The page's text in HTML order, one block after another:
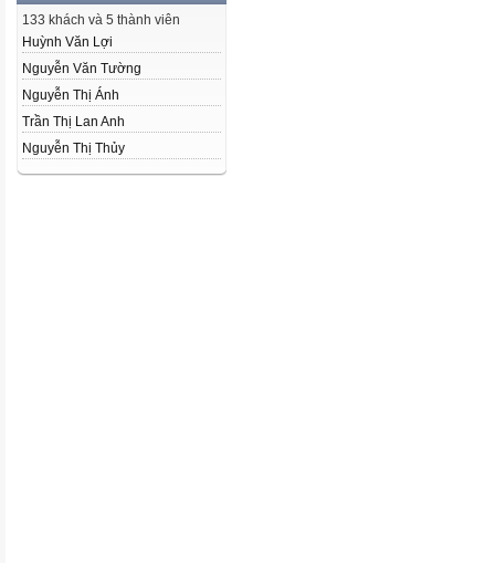
133 khách và 5 thành viên
Huỳnh Văn Lợi
Nguyễn Văn Tường
Nguyễn Thị Ánh
Trần Thị Lan Anh
Nguyễn Thị Thủy